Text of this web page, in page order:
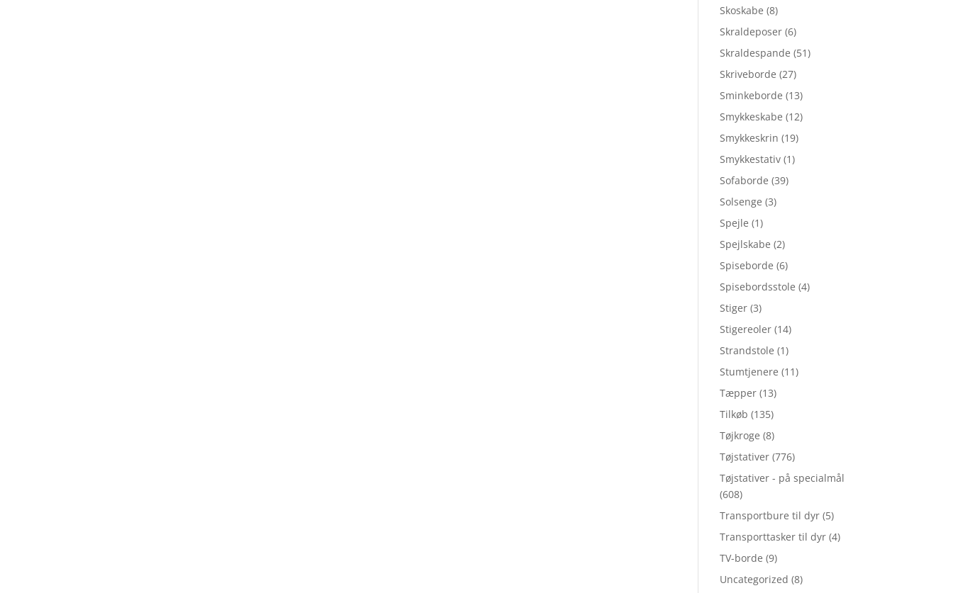
Skoskabe (8)
Skraldeposer (6)
Skraldespande (51)
Skriveborde (27)
Sminkeborde (13)
Smykkeskabe (12)
Smykkeskrin (19)
Smykkestativ (1)
Sofaborde (39)
Solsenge (3)
Spejle (1)
Spejlskabe (2)
Spiseborde (6)
Spisebordsstole (4)
Stiger (3)
Stigereoler (14)
Strandstole (1)
Stumtjenere (11)
Tæpper (13)
Tilkøb (135)
Tøjkroge (8)
Tøjstativer (776)
Tøjstativer - på specialmål
(608)
Transportbure til dyr (5)
Transporttasker til dyr (4)
TV-borde (9)
Uncategorized (8)